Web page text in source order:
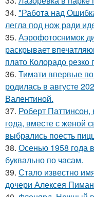
34. "Работа над
легла под нож ради
35. Аэрофотоснимок
раскрывает
плато Колорадо резко
36. Тимати впервые
родилась в августе
Валентиной.
37. Роберт
года, вместе с женой
выбрались поесть
38. Осенью 1958 года
буквально по часам.
39. Стало известно
дочери Алексея